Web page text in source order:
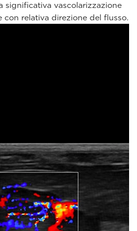
significativa vascolarizzazione
con relativa direzione del flusso.